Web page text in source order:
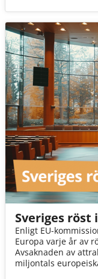
dödsfallen.
Sveriges röst
Enligt EU-
Europa varje år av
Avsaknaden av
miljontals